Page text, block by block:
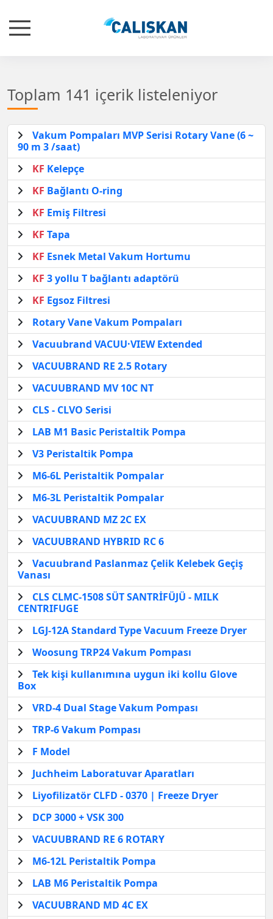
Toplam 141 içerik listeleniyor
Vakum Pompaları MVP Serisi Rotary Vane (6 ~
90 m 3 /saat)
KF Kelepçe
KF Bağlantı O-ring
KF Emiş Filtresi
KF Tapa
KF Esnek Metal Vakum Hortumu
KF 3 yollu T bağlantı adaptörü
KF Egsoz Filtresi
Rotary Vane Vakum Pompaları
Vacuubrand VACUU·VIEW Extended
VACUUBRAND RE 2.5 Rotary
VACUUBRAND MV 10C NT
CLS - CLVO Serisi
LAB M1 Basic Peristaltik Pompa
V3 Peristaltik Pompa
M6-6L Peristaltik Pompalar
M6-3L Peristaltik Pompalar
VACUUBRAND MZ 2C EX
VACUUBRAND HYBRID RC 6
Vacuubrand Paslanmaz Çelik Kelebek Geçiş
Vanası
CLS CLMC-1508 SÜT SANTRİFÜJÜ - MILK
CENTRIFUGE
LGJ-12A Standard Type Vacuum Freeze Dryer
Woosung TRP24 Vakum Pompası
Tek kişi kullanımına uygun iki kollu Glove
Box
VRD-4 Dual Stage Vakum Pompası
TRP-6 Vakum Pompası
F Model
Juchheim Laboratuvar Aparatları
Liyofilizatör CLFD - 0370 | Freeze Dryer
DCP 3000 + VSK 300
VACUUBRAND RE 6 ROTARY
M6-12L Peristaltik Pompa
LAB M6 Peristaltik Pompa
VACUUBRAND MD 4C EX